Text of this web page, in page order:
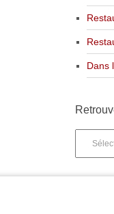
Dans